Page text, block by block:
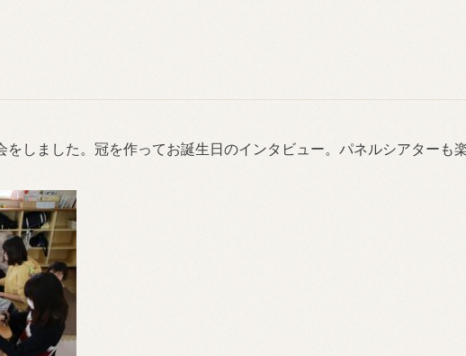
をしました。冠を作ってお誕生日のインタビュー。パネルシアターも